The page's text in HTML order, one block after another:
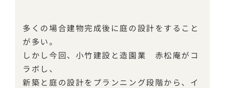
多くの場合建物完成後に庭の設計をすること
が多い。
しかし今回、小竹建設と造園業 赤松庵がコ
ラボし、
新築と庭の設計をプランニング段階から、イ